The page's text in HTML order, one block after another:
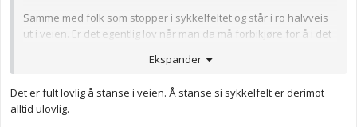
Samme med folk som stopper i sykkelfeltet og står i ro halvveis
ut i veien. Er det egentlig lov når man da må forbikjøre for å i det
ofte bruker de ikke blinklys engang.
Anonymkode: 29d64...33d
Ekspander
Det er fult lovlig å stanse i veien. Å stanse si sykkelfelt er derimot
alltid ulovlig.